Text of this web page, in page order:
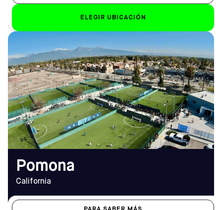
ELEGIR UBICACIÓN
HORARIO DE
APERTURA
De lunes a viernes
14:00 - 22:30
Sáb-Dom
de 8.00 a 22.00 horas
DIRECCIÓN
2255 South Garey Avenue,
Pomona, CA 97166
Cómo llegar
TELÉFONO
(909) 766-2800
EMAIL
pomona@sofive.com
Pomona
California